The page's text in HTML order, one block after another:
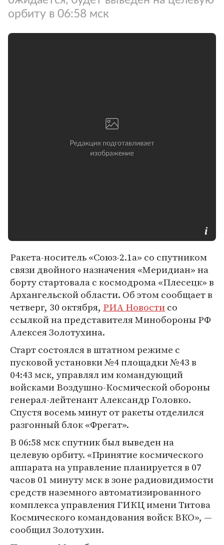
орбиту в 06:58 мск
Ракета-носитель «Союз-2.1а» со спутником
связи двойного назначения «Меридиан» на
борту стартовала с космодрома «Плесецк» в
Архангельской области. Об этом сообщает в
четверг, 30 октября, РИА Новостисо
ссылкой на представителя Минобороны РФ
Алексея Золотухина.
Старт состоялся в штатном режиме с
пусковой установки №4 площадки №43 в
04:43 мск, управлял им командующий
войсками Воздушно-Космической обороны
генерал-лейтенант Александр Головко.
Спустя восемь минут от ракеты отделился
разгонный блок «Фрегат».
В 06:58 мск спутник был выведен на
целевую орбиту. «Принятие космического
аппарата на управление планируется в 07
часов 01 минуту мск в зоне радиовидимости
средств наземного автоматизированного
комплекса управления ГИКЦ имени Титова
Космического командования войск ВКО», —
сообщил Золотухин.